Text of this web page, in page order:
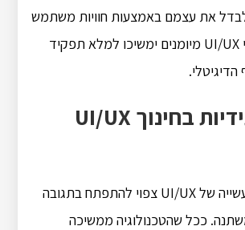
את עצמם באמצעות חוויות משתמש
יוצאות דופן, אנשי UI/UX מיומנים ימשיכו למלא תפקיד
הדיגיטלי.
מגמות עתידיות בחינוך UI/UX
עתיד החינוך והתעשייה של UI/UX צפוי להתפתח בתגובה
ככל שהטכנולוגיה ממשיכה